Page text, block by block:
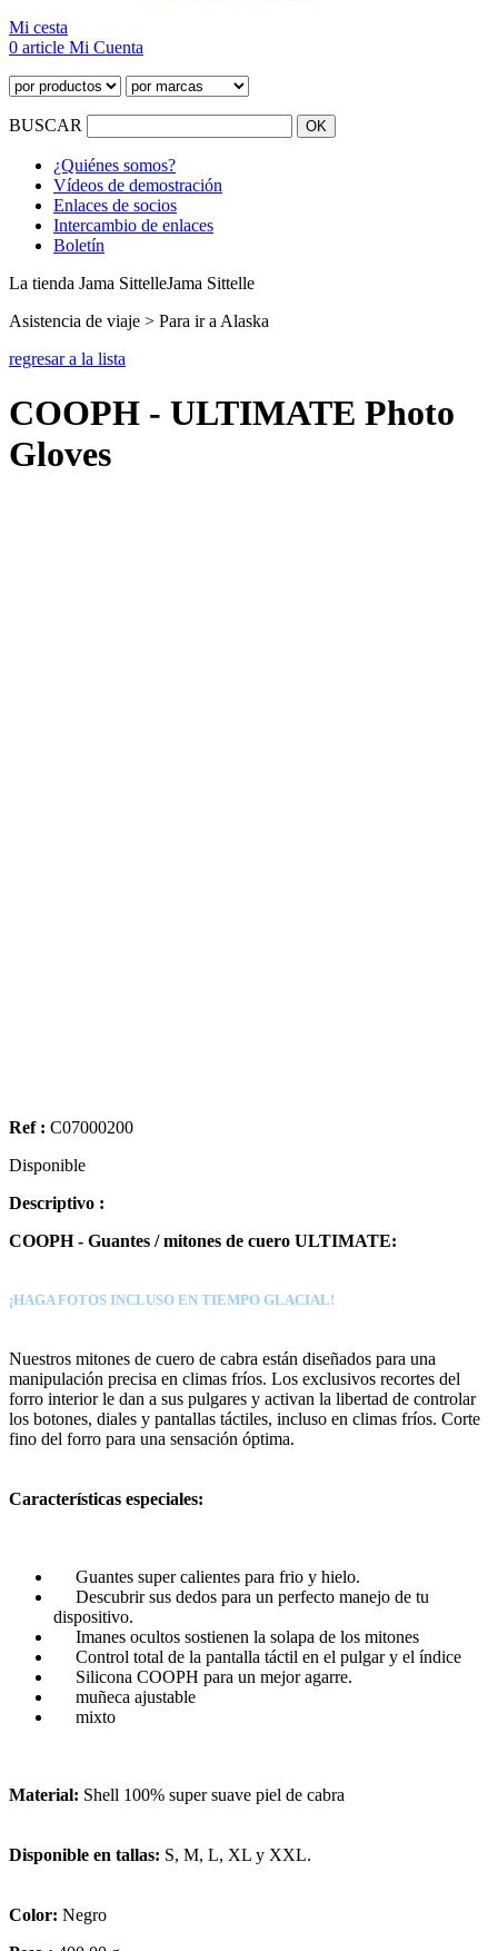
Mi cesta
0 article Mi Cuenta
BUSCAR
¿Quiénes somos?
Vídeos de demostración
Enlaces de socios
Intercambio de enlaces
Boletín
La tienda Jama SittelleJama Sittelle
Asistencia de viaje > Para ir a Alaska
regresar a la lista
COOPH - ULTIMATE Photo
Gloves
Ref : C07000200
Disponible
Descriptivo :
COOPH - Guantes / mitones de cuero ULTIMATE:
¡HAGA FOTOS INCLUSO EN TIEMPO GLACIAL!
Nuestros mitones de cuero de cabra están diseñados para una
manipulación precisa en climas fríos. Los exclusivos recortes del
forro interior le dan a sus pulgares y activan la libertad de controlar
los botones, diales y pantallas táctiles, incluso en climas fríos. Corte
fino del forro para una sensación óptima.
Características especiales:
Guantes super calientes para frio y hielo.
Descubrir sus dedos para un perfecto manejo de tu
dispositivo.
Imanes ocultos sostienen la solapa de los mitones
Control total de la pantalla táctil en el pulgar y el índice
Silicona COOPH para un mejor agarre.
muñeca ajustable
mixto
Material: Shell 100% super suave piel de cabra
Disponible en tallas: S, M, L, XL y XXL.
Color: Negro